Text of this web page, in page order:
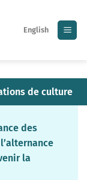
English
de culture
des
la